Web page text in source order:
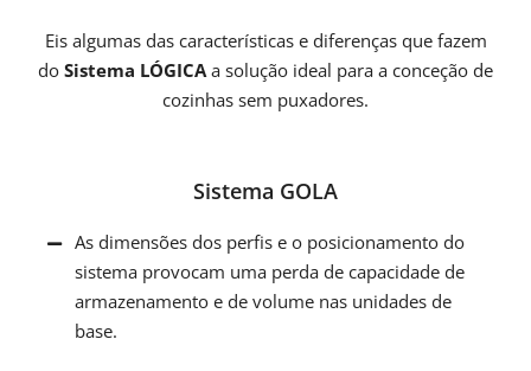
Eis algumas das características e diferenças que fazem
do Sistema LÓGICAa solução ideal para a conceção de
cozinhas sem puxadores.
Sistema GOLA
As dimensões dos perfis e o posicionamento do
sistema provocam uma perda de capacidade de
armazenamento e de volume nas unidades de
base.